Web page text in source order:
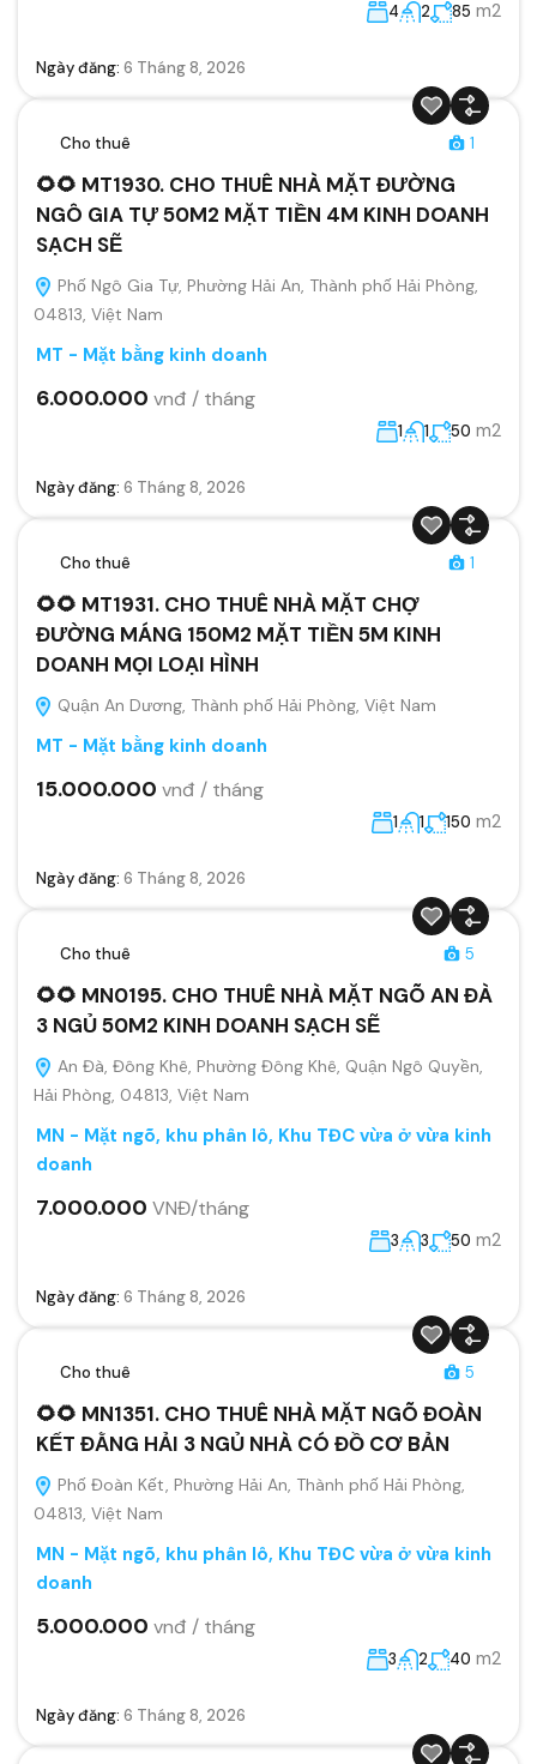
4 2 85 m2
Ngày đăng: 6 Tháng 8, 2026
Cho thuê 1
🌻🌻 MT1930. CHO THUÊ NHÀ MẶT ĐƯỜNG
NGÔ GIA TỰ 50M2 MẶT TIỀN 4M KINH DOANH
SẠCH SẼ
Phố Ngô Gia Tự, Phường Hải An, Thành phố Hải Phòng,
04813, Việt Nam
MT - Mặt bằng kinh doanh
6.000.000 vnđ / tháng
1 1 50 m2
Ngày đăng: 6 Tháng 8, 2026
Cho thuê 1
🌻🌻 MT1931. CHO THUÊ NHÀ MẶT CHỢ
ĐƯỜNG MÁNG 150M2 MẶT TIỀN 5M KINH
DOANH MỌI LOẠI HÌNH
Quận An Dương, Thành phố Hải Phòng, Việt Nam
MT - Mặt bằng kinh doanh
15.000.000 vnđ / tháng
1 1 150 m2
Ngày đăng: 6 Tháng 8, 2026
Cho thuê 5
🌻🌻 MN0195. CHO THUÊ NHÀ MẶT NGÕ AN ĐÀ
3 NGỦ 50M2 KINH DOANH SẠCH SẼ
An Đà, Đông Khê, Phường Đông Khê, Quận Ngô Quyền,
Hải Phòng, 04813, Việt Nam
MN - Mặt ngõ, khu phân lô, Khu TĐC vừa ở vừa kinh
doanh
7.000.000 VNĐ/tháng
3 3 50 m2
Ngày đăng: 6 Tháng 8, 2026
Cho thuê 5
🌻🌻 MN1351. CHO THUÊ NHÀ MẶT NGÕ ĐOÀN
KẾT ĐẰNG HẢI 3 NGỦ NHÀ CÓ ĐỒ CƠ BẢN
Phố Đoàn Kết, Phường Hải An, Thành phố Hải Phòng,
04813, Việt Nam
MN - Mặt ngõ, khu phân lô, Khu TĐC vừa ở vừa kinh
doanh
5.000.000 vnđ / tháng
3 2 40 m2
Ngày đăng: 6 Tháng 8, 2026